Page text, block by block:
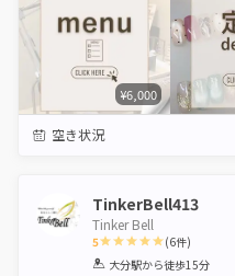
¥6,000
空き状況
TinkerBell413
Tinker Bell
5
1 2 3 4 5
(6件)
大分駅から徒歩15分